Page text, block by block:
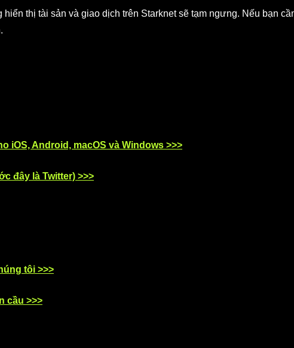
thị tài sản và giao dịch trên Starknet sẽ tạm ngưng. Nếu bạn
iOS, Android, macOS và Windows >>>
đây là Twitter) >>>
tôi >>>
cầu >>>